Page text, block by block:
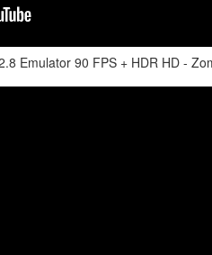
Emulator 90 FPS + HDR HD -